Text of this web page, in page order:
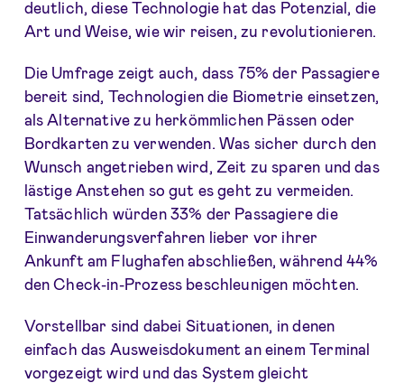
deutlich, diese Technologie hat das Potenzial, die
Art und Weise, wie wir reisen, zu revolutionieren.
Die Umfrage zeigt auch, dass 75% der Passagiere
bereit sind, Technologien die Biometrie einsetzen,
als Alternative zu herkömmlichen Pässen oder
Bordkarten zu verwenden. Was sicher durch den
Wunsch angetrieben wird, Zeit zu sparen und das
lästige Anstehen so gut es geht zu vermeiden.
Tatsächlich würden 33% der Passagiere die
Einwanderungsverfahren lieber vor ihrer
Ankunft am Flughafen abschließen, während 44%
den Check-in-Prozess beschleunigen möchten.
Vorstellbar sind dabei Situationen, in denen
einfach das Ausweisdokument an einem Terminal
vorgezeigt wird und das System gleicht